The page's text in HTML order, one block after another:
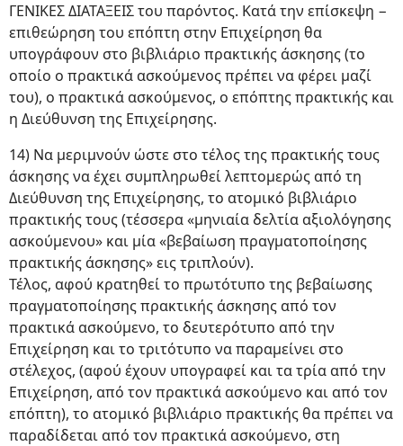
ΓΕΝΙΚΕΣ ΔΙΑΤΑΞΕΙΣ του παρόντος. Κατά την επίσκεψη −
επιθεώρηση του επόπτη στην Επιχείρηση θα
υπογράφουν στο βιβλιάριο πρακτικής άσκησης (το
οποίο ο πρακτικά ασκούμενος πρέπει να φέρει μαζί
του), ο πρακτικά ασκούμενος, ο επόπτης πρακτικής και
η Διεύθυνση της Επιχείρησης.
14) Να μεριμνούν ώστε στο τέλος της πρακτικής τους
άσκησης να έχει συμπληρωθεί λεπτομερώς από τη
Διεύθυνση της Επιχείρησης, το ατομικό βιβλιάριο
πρακτικής τους (τέσσερα «μηνιαία δελτία αξιολόγησης
ασκούμενου» και μία «βεβαίωση πραγματοποίησης
πρακτικής άσκησης» εις τριπλούν).
Τέλος, αφού κρατηθεί το πρωτότυπο της βεβαίωσης
πραγματοποίησης πρακτικής άσκησης από τον
πρακτικά ασκούμενο, το δευτερότυπο από την
Επιχείρηση και το τριτότυπο να παραμείνει στο
στέλεχος, (αφού έχουν υπογραφεί και τα τρία από την
Επιχείρηση, από τον πρακτικά ασκούμενο και από τον
επόπτη), το ατομικό βιβλιάριο πρακτικής θα πρέπει να
παραδίδεται από τον πρακτικά ασκούμενο, στη